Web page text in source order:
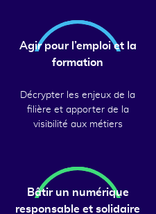
Agir pour l’emploi et la
formation
Décrypter les enjeux de la
filière et apporter de la
visibilité aux métiers
Bâtir un numérique
responsable et solidaire